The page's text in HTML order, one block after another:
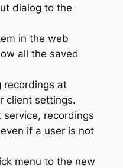
dialog to the
in the web
all the saved
recordings at
client settings.
recordings
if a user is not
menu to the new